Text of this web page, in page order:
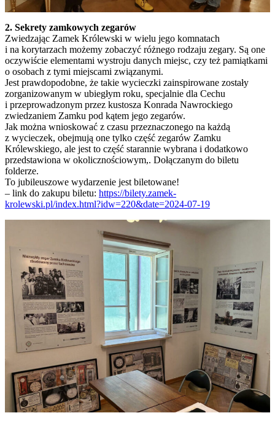
2. Sekrety zamkowych zegarów
Zwiedzając Zamek Królewski w wielu jego komnatach
i na korytarzach możemy zobaczyć różnego rodzaju zegary. Są one
oczywiście elementami wystroju danych miejsc, czy też pamiątkami
o osobach z tymi miejscami związanymi.
Jest prawdopodobne, że takie wycieczki zainspirowane zostały
zorganizowanym w ubiegłym roku, specjalnie dla Cechu
i przeprowadzonym przez kustosza Konrada Nawrockiego
zwiedzaniem Zamku pod kątem jego zegarów.
Jak można wnioskować z czasu przeznaczonego na każdą
z wycieczek, obejmują one tylko część zegarów Zamku
Królewskiego, ale jest to część starannie wybrana i dodatkowo
przedstawiona w okolicznościowym,. Dołączanym do biletu
folderze.
To jubileuszowe wydarzenie jest biletowane!
– link do zakupu biletu: https://bilety.zamek-
krolewski.pl/index.html?idw=220&date=2024-07-19